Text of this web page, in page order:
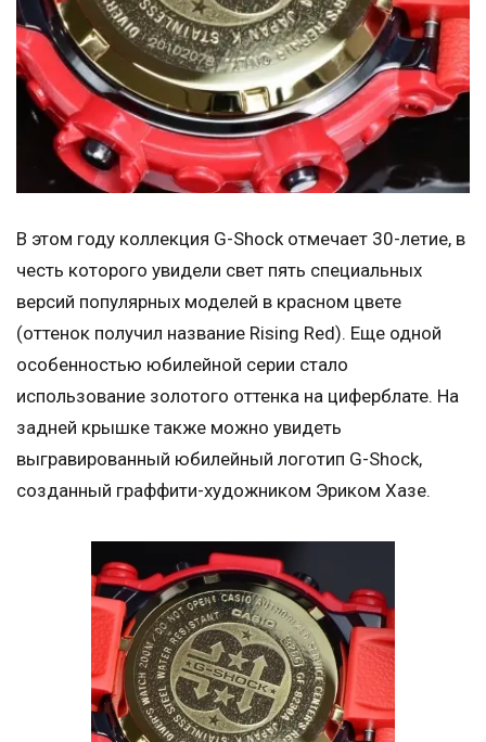
В этом году коллекция G-Shock отмечает 30-летие, в
честь которого увидели свет пять специальных
версий популярных моделей в красном цвете
(оттенок получил название Rising Red). Еще одной
особенностью юбилейной серии стало
использование золотого оттенка на циферблате. На
задней крышке также можно увидеть
выгравированный юбилейный логотип G-Shock,
созданный граффити-художником Эриком Хазе.